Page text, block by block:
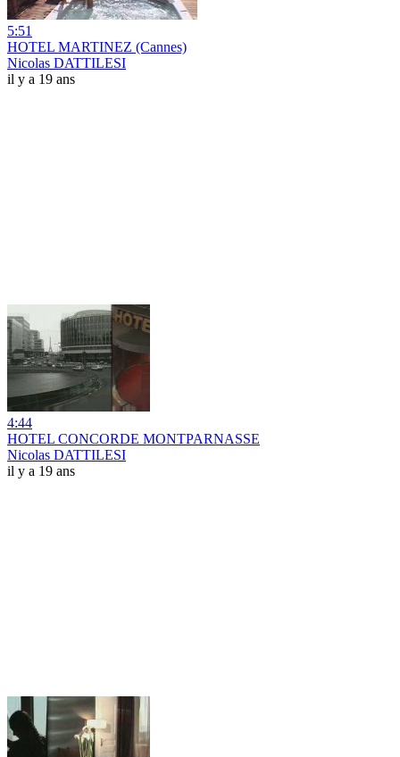
5:51
HOTEL MARTINEZ (Cannes)
Nicolas DATTILESI
il y a 19 ans
4:44
HOTEL CONCORDE MONTPARNASSE
Nicolas DATTILESI
il y a 19 ans